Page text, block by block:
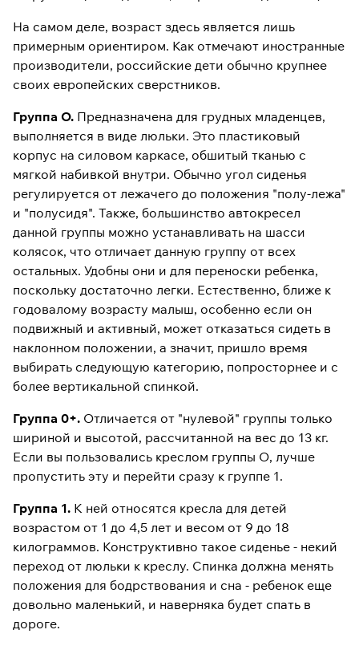
На самом деле, возраст здесь является лишь
примерным ориентиром. Как отмечают иностранные
производители, российские дети обычно крупнее
своих европейских сверстников.
Группа О. Предназначена для грудных младенцев,
выполняется в виде люльки. Это пластиковый
корпус на силовом каркасе, обшитый тканью с
мягкой набивкой внутри. Обычно угол сиденья
регулируется от лежачего до положения "полу-лежа"
и "полусидя". Также, большинство автокресел
данной группы можно устанавливать на шасси
колясок, что отличает данную группу от всех
остальных. Удобны они и для переноски ребенка,
поскольку достаточно легки. Естественно, ближе к
годовалому возрасту малыш, особенно если он
подвижный и активный, может отказаться сидеть в
наклонном положении, а значит, пришло время
выбирать следующую категорию, попросторнее и с
более вертикальной спинкой.
Группа 0+. Отличается от "нулевой" группы только
шириной и высотой, рассчитанной на вес до 13 кг.
Если вы пользовались креслом группы О, лучше
пропустить эту и перейти сразу к группе 1.
Группа 1. К ней относятся кресла для детей
возрастом от 1 до 4,5 лет и весом от 9 до 18
килограммов. Конструктивно такое сиденье - некий
переход от люльки к креслу. Спинка должна менять
положения для бодрствования и сна - ребенок еще
довольно маленький, и наверняка будет спать в
дороге.